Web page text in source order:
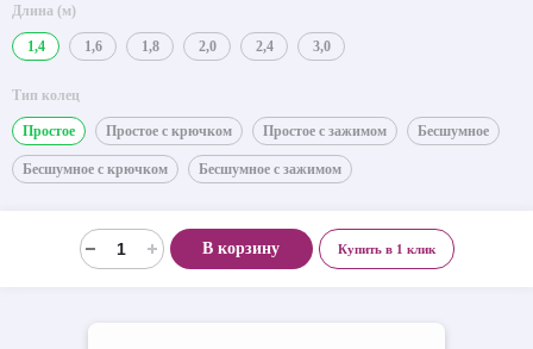
Длина (м)
1,4 1,6 1,8 2,0 2,4 3,0
Тип колец
Простое Простое с крючком Простое с зажимом Бесшумное
Бесшумное с крючком Бесшумное с зажимом
В корзину Купить в 1 клик